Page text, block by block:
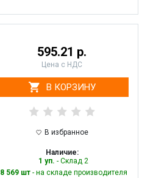
595.21 р.
Цена с НДС
В КОРЗИНУ
В избранное
Наличие:
1 уп. - Склад 2
8 569 шт- на складе производителя